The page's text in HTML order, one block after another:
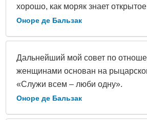
хорошо, как моряк знает
Оноре де Бальзак
Дальнейший мой совет по
женщинами основан на
«Служи всем – люби одну».
Оноре де Бальзак